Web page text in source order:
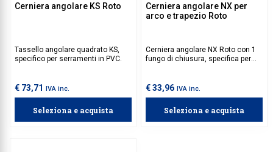
Cerniera angolare KS Roto
Tassello angolare quadrato KS,
specifico per serramenti in PVC.
€ 73,71 IVA inc.
Seleziona e acquista
Cerniera angolare NX per
arco e trapezio Roto
Cerniera angolare NX Roto con 1
fungo di chiusura, specifica per
ferramenta.
€ 33,96 IVA inc.
Seleziona e acquista